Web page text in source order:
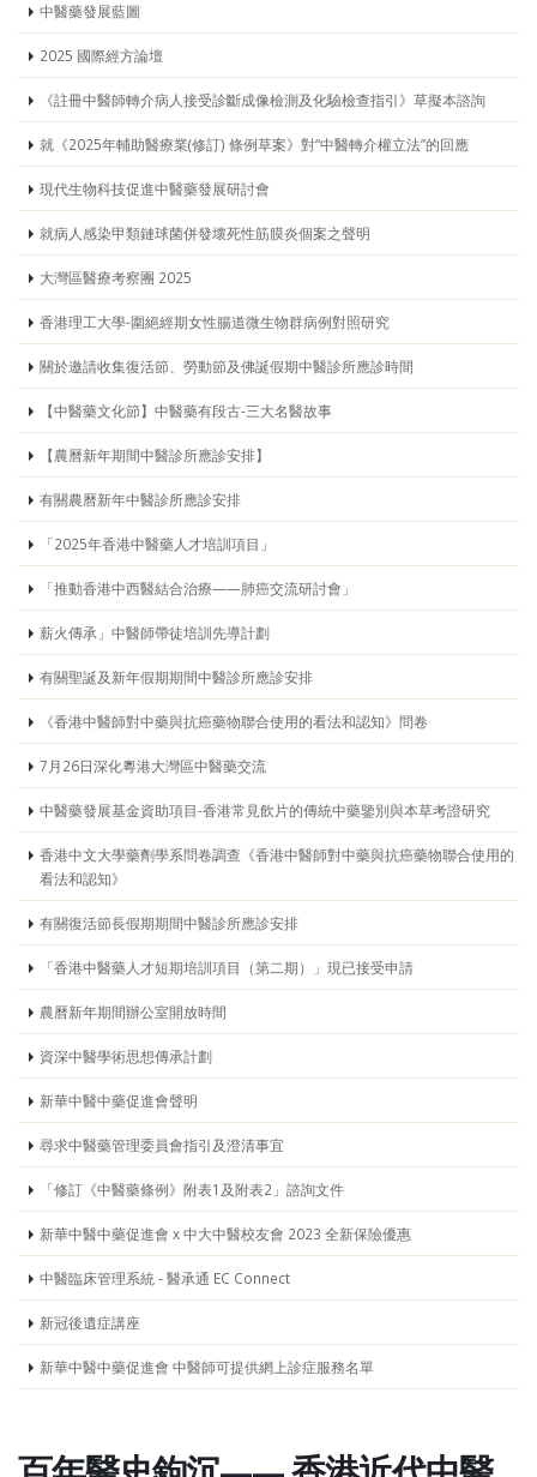
中醫藥發展藍圖
2025 國際經方論壇
《註冊中醫師轉介病人接受診斷成像檢測及化驗檢查指引》草擬本諮詢
就《2025年輔助醫療業(修訂) 條例草案》對“中醫轉介權立法”的回應
現代生物科技促進中醫藥發展研討會
就病人感染甲類鏈球菌併發壞死性筋膜炎個案之聲明
大灣區醫療考察團 2025
香港理工大學-圍絕經期女性腸道微生物群病例對照研究
關於邀請收集復活節、勞動節及佛誕假期中醫診所應診時間
【中醫藥文化節】中醫藥有段古-三大名醫故事
【農曆新年期間中醫診所應診安排】
有關農曆新年中醫診所應診安排
「2025年香港中醫藥人才培訓項目」
「推動香港中西醫結合治療——肺癌交流研討會」
薪火傳承」中醫師帶徒培訓先導計劃
有關聖誕及新年假期期間中醫診所應診安排
《香港中醫師對中藥與抗癌藥物聯合使用的看法和認知》問卷
7月26日深化粵港大灣區中醫藥交流
中醫藥發展基金資助項目-香港常見飲片的傳統中藥鑒別與本草考證研究
香港中文大學藥劑學系問卷調查《香港中醫師對中藥與抗癌藥物聯合使用的
看法和認知》
有關復活節長假期期間中醫診所應診安排
「香港中醫藥人才短期培訓項目（第二期）」現已接受申請
農曆新年期間辦公室開放時間
資深中醫學術思想傳承計劃
新華中醫中藥促進會聲明
尋求中醫藥管理委員會指引及澄清事宜
「修訂《中醫藥條例》附表1及附表2」諮詢文件
新華中醫中藥促進會 x 中大中醫校友會 2023 全新保險優惠
中醫臨床管理系統 - 醫承通 EC Connect
新冠後遺症講座
新華中醫中藥促進會 中醫師可提供網上診症服務名單